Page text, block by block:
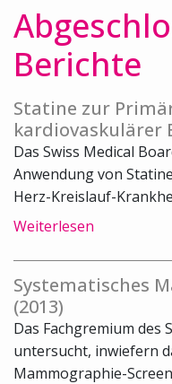
Berichte
Statine zur
kardiovaskulärer
Das Swiss Medical
Anwendung von
Herz-Kreislauf-
Weiterlesen
Systematisches
(2013)
Das Fachgremium des
untersucht, inwiefern
Mammographie-